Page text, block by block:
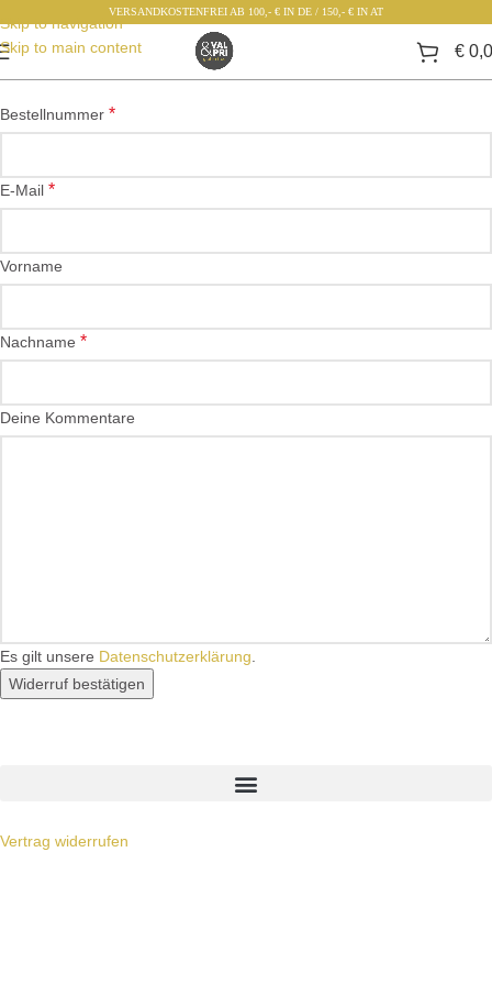
Skip to navigation
Skip to main content
VERSANDKOSTENFREI AB 100,- € IN DE / 150,- € IN AT
€
Bestellnummer *
E-Mail *
Vorname
Nachname *
Deine Kommentare
Es gilt unsere Datenschutzerklärung
Widerruf bestätigen
Vertrag widerrufen